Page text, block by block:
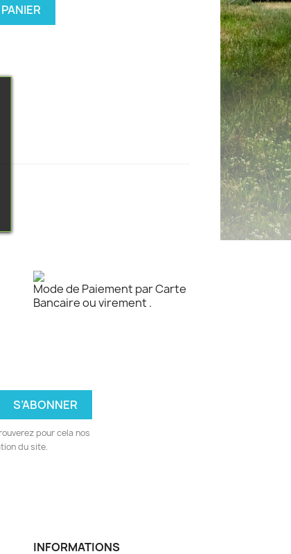
Mode de Paiement par Carte
Bancaire ou virement .
pour cela nos
du site.
INFORMATIONS